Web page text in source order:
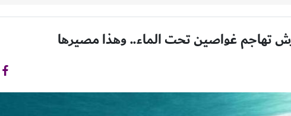
تهاجم غواصين تحت الماء.. وهذا مصيرها